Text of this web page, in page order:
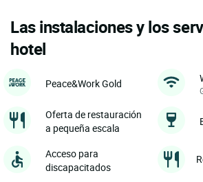
Las instalaciones y los
hotel
Peace&Work Gold
Oferta de restauración
a pequeña escala
Acceso para
discapacitados